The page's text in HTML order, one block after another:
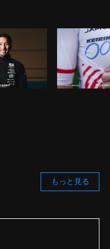
もっと見る